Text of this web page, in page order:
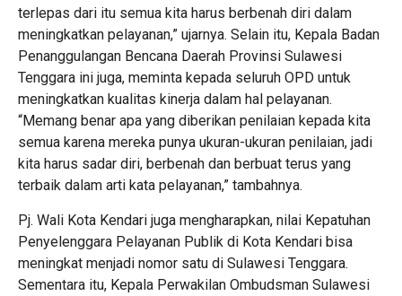
terlepas dari itu semua kita harus berbenah diri dalam
meningkatkan pelayanan,” ujarnya. Selain itu, Kepala Badan
Penanggulangan Bencana Daerah Provinsi Sulawesi
Tenggara ini juga, meminta kepada seluruh OPD untuk
meningkatkan kualitas kinerja dalam hal pelayanan.
“Memang benar apa yang diberikan penilaian kepada kita
semua karena mereka punya ukuran-ukuran penilaian, jadi
kita harus sadar diri, berbenah dan berbuat terus yang
terbaik dalam arti kata pelayanan,” tambahnya.
Pj. Wali Kota Kendari juga mengharapkan, nilai Kepatuhan
Penyelenggara Pelayanan Publik di Kota Kendari bisa
meningkat menjadi nomor satu di Sulawesi Tenggara.
Sementara itu, Kepala Perwakilan Ombudsman Sulawesi